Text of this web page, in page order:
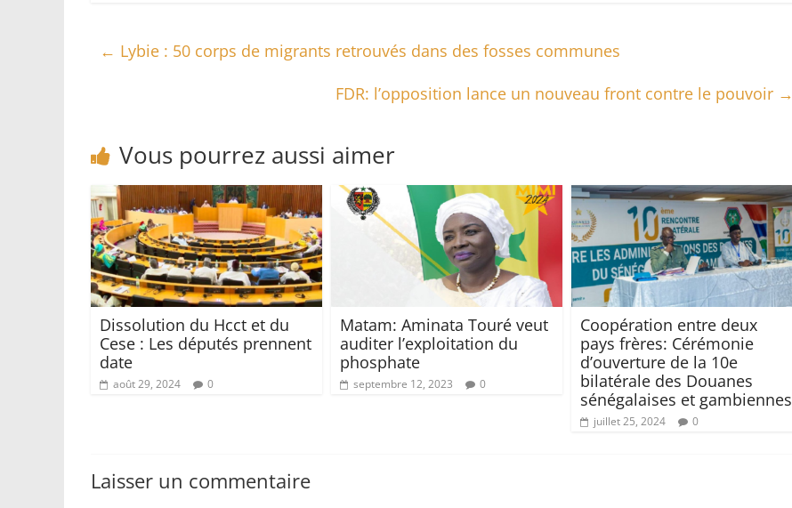
← Lybie : 50 corps de migrants retrouvés dans des fosses communes
FDR: l’opposition lance un nouveau front contre le pouvoir →
Vous pourrez aussi aimer
Dissolution du Hcct et du
Cese : Les députés prennent
date
août 29, 2024 0
Matam: Aminata Touré veut
auditer l’exploitation du
phosphate
septembre 12, 2023 0
Coopération entre deux
pays frères: Cérémonie
d’ouverture de la 10e
bilatérale des Douanes
sénégalaises et gambiennes
juillet 25, 2024 0
Laisser un commentaire